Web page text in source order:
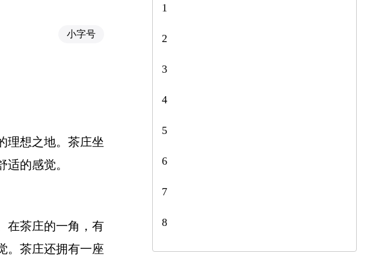
小字号
理想之地。茶庄坐
的感觉。
在茶庄的一角，有
。茶庄还拥有一座
1
2
3
4
5
6
7
8